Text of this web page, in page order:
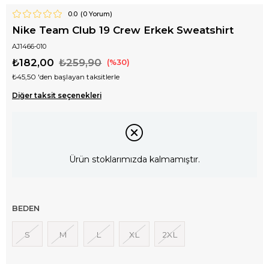
0.0 (0Yorum)
Nike Team Club 19 Crew Erkek Sweatshirt
AJ1466-010
₺259,90
₺182,00 30
₺45,50 'den başlayan taksitlerle
Diğer taksit seçenekleri
Ürün stoklarımızda kalmamıştır.
BEDEN
S M L XL 2XL